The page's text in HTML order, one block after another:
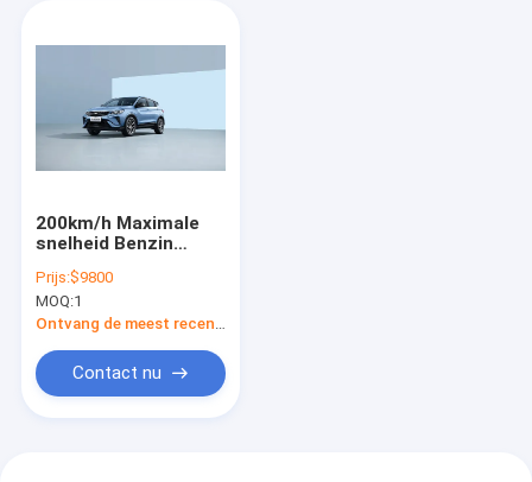
200km/h Maximale
snelheid Benzin
Coolray Bin Yue L
Benzinvoertuig
Prijs:$9800
MOQ:1
Contact nu